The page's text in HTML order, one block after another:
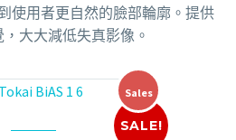
使用者更自然的臉部輪廓。提供
大大減低失真影像。
SALE!
Sales